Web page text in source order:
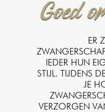
ER
IEDER HUN
STIJL. TIJDENS
JE
VERZORGEN
Goed